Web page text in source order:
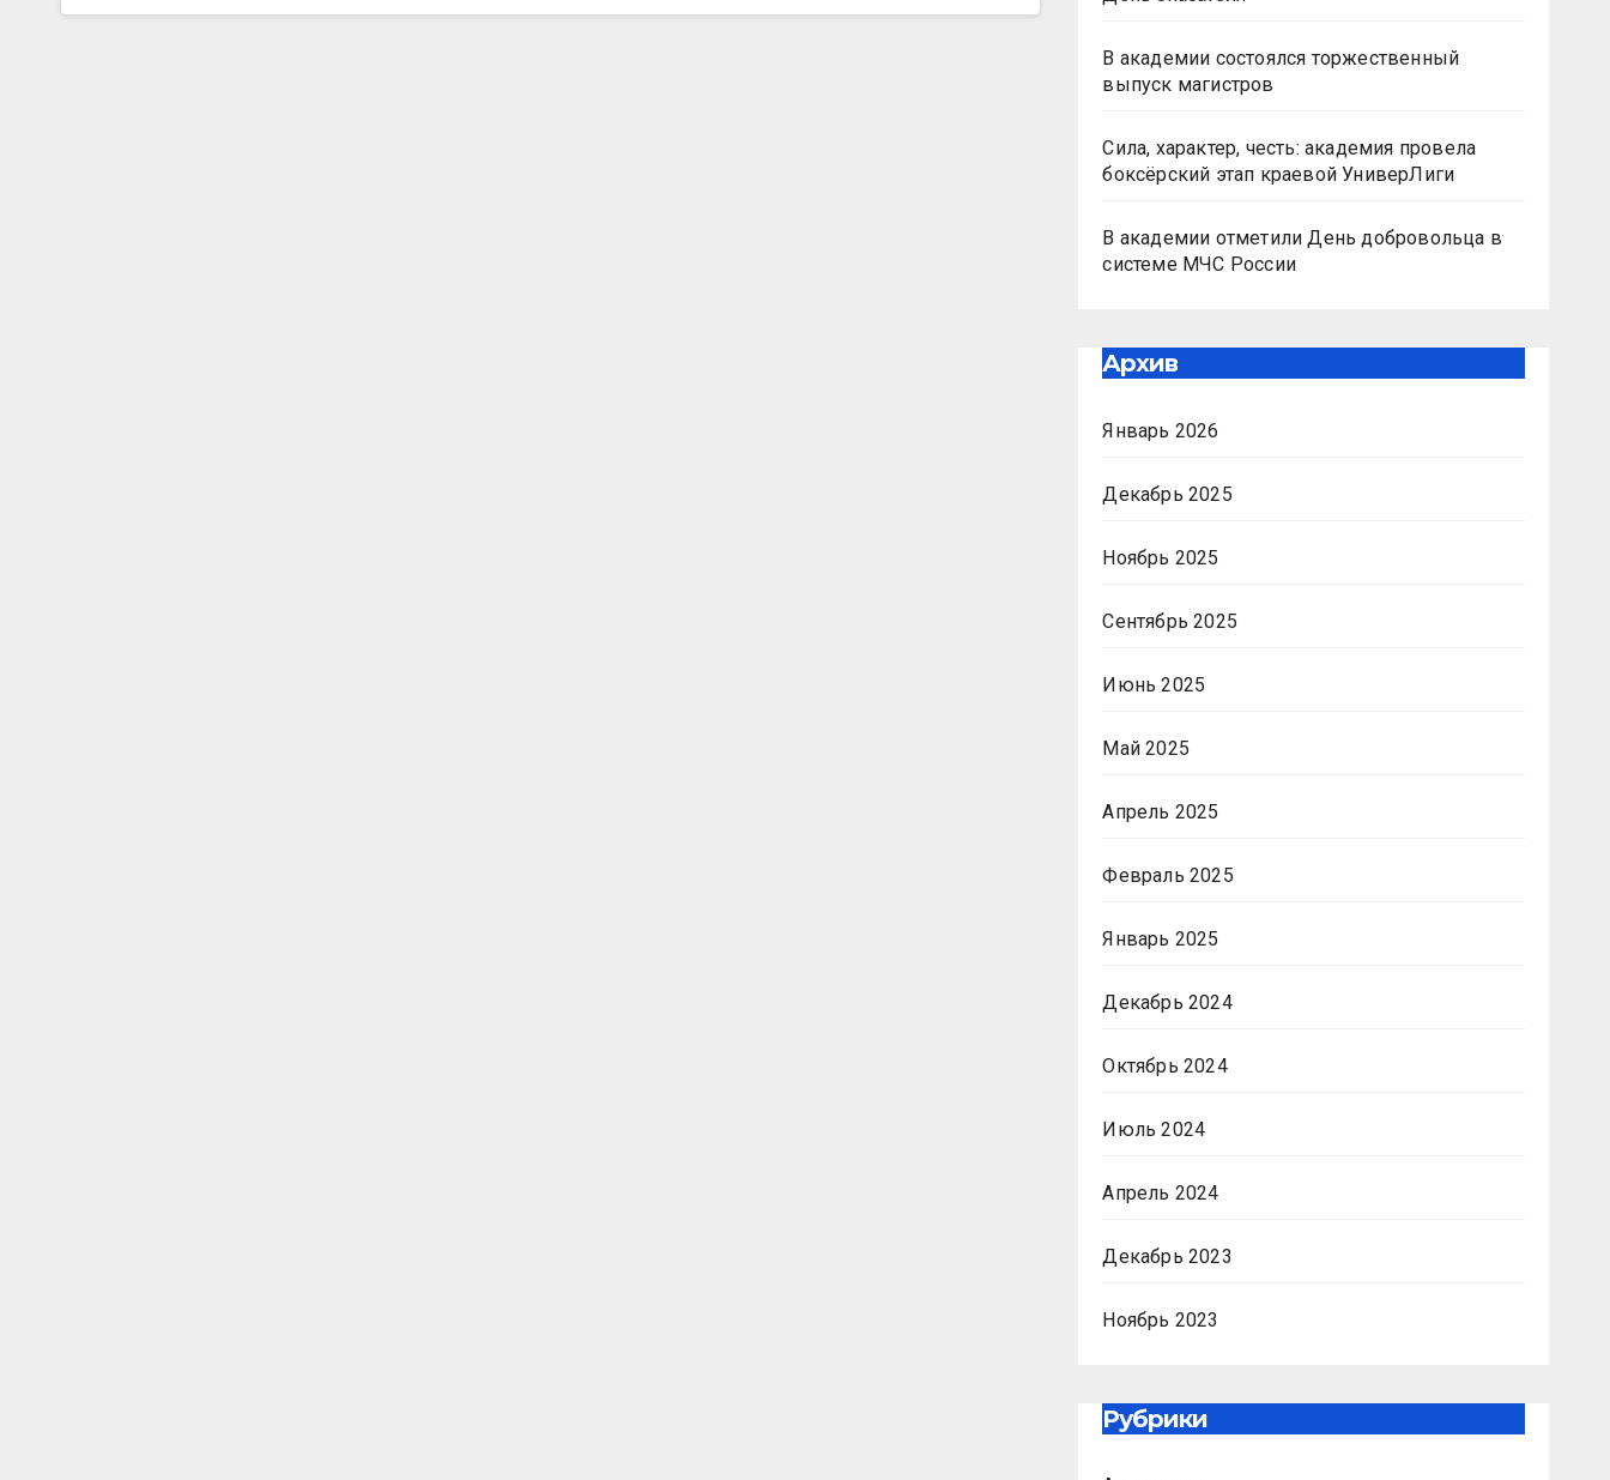
В академии состоялся торжественный
выпуск магистров
Сила, характер, честь: академия провела
боксёрский этап краевой УниверЛиги
В академии отметили День добровольца в
системе МЧС России
Архив
Январь 2026
Декабрь 2025
Ноябрь 2025
Сентябрь 2025
Июнь 2025
Май 2025
Апрель 2025
Февраль 2025
Январь 2025
Декабрь 2024
Октябрь 2024
Июль 2024
Апрель 2024
Декабрь 2023
Ноябрь 2023
Рубрики